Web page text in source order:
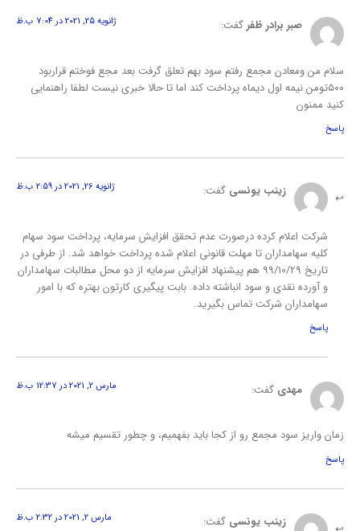
صبر برادر ظفرگفت: ژانویه 25, 2021 در 7:04 ب.ظ
سلام من ومعادن مجمع رفتم سود بهم تعلق گرفت بعد مجع فوختم قراربود
۵۰۰تومن نیمه اول دیماه پرداخت کند اما تا حالا خبری نیست لطفا راهنمایی
کنید ممنون
پاسخ
زینب یونسی گفت: ژانویه 26, 2021 در 2:59 ب.ظ
شرکت اعلام کرده درصورت عدم تحقق افزایش سرمایه، پرداخت سود سهام
کلیه سهامداران تا مهلت قانونی اعلام شده پرداخت خواهد شد. از طرفی در
تاریخ 99/10/29 هم پیشنهاد افزایش سرمایه از دو محل مطالبات سهامداران
و آورده نقدی و سود انباشته داده. بابت پیگیری کارتون بهتره که با امور
سهامداران شرکت تماس بگیرید.
پاسخ
مهدی گفت: مارس 2, 2021 در 12:37 ب.ظ
زمان واریز سود مجمع رو از کجا باید بفهمیم، و چطور تقسیم میشه
پاسخ
زینب یونسی گفت: مارس 2, 2021 در 2:32 ب.ظ